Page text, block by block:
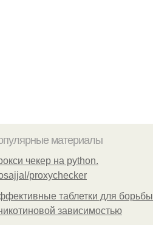
материалы
чекер на python.
proxychecker
таблетки для борьбы
зависимостью